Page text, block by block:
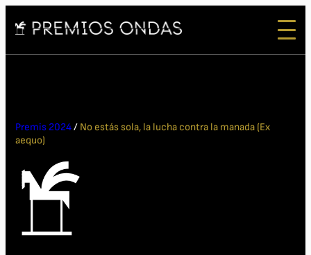
Premis 2024/ No estás sola, la lucha contra la manada (Ex
aequo)